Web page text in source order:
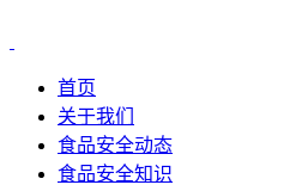
首页
关于我们
食品安全动态
食品安全知识